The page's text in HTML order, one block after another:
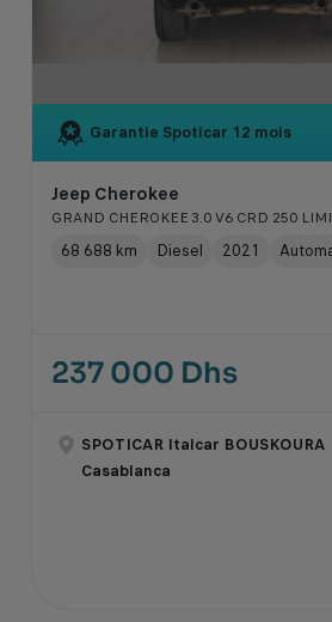
Garantie Spoticar 12 mois
Jeep Cherokee
GRAND CHEROKEE 3.0 V6 CRD 250
68 688 km Diesel 2021
237 000 Dhs
SPOTICAR Italcar BOUSKOURA
Casablanca